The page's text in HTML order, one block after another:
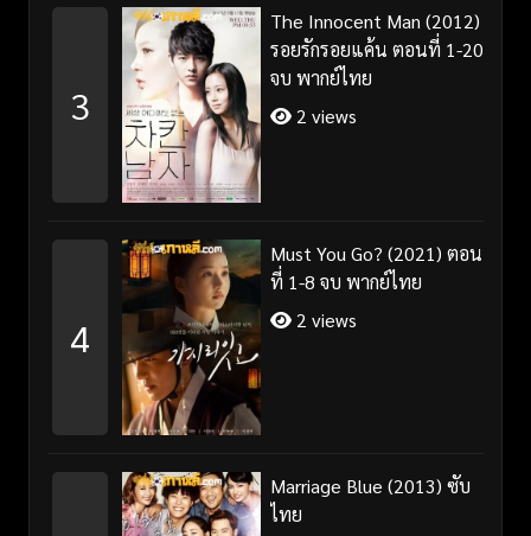
3
The Innocent Man (2012)
รอยรักรอยแค้น ตอนที่ 1-20
จบ พากย์ไทย
2 views
4
Must You Go? (2021) ตอน
ที่ 1-8 จบ พากย์ไทย
2 views
Marriage Blue (2013) ซับ
ไทย